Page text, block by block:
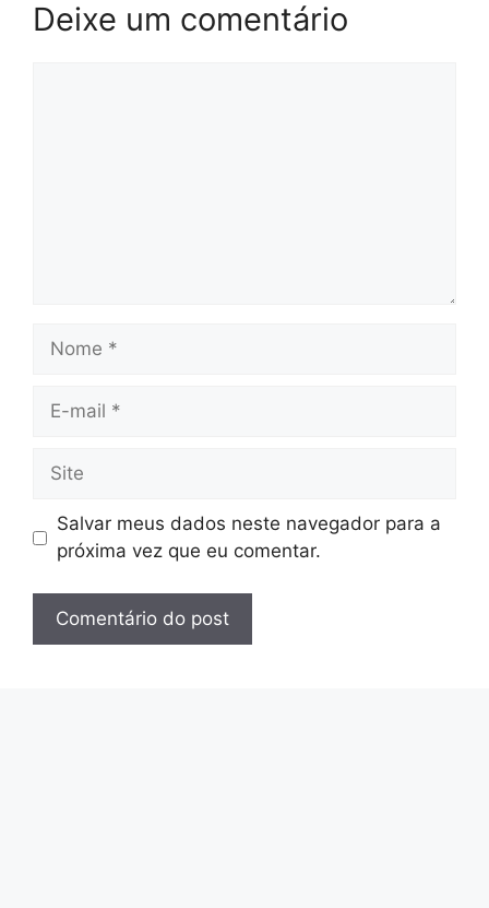
Deixe um comentário
Nome
Site
Salvar meus dados neste navegador para a
próxima vez que eu comentar.